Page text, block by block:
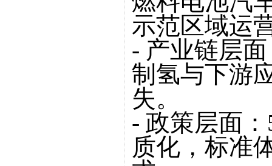
示范区域运
- 产业链层
制氢与下游
失。
- 政策层面
质化，标准